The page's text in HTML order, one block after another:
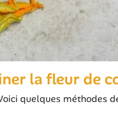
la fleur de
quelques méthodes